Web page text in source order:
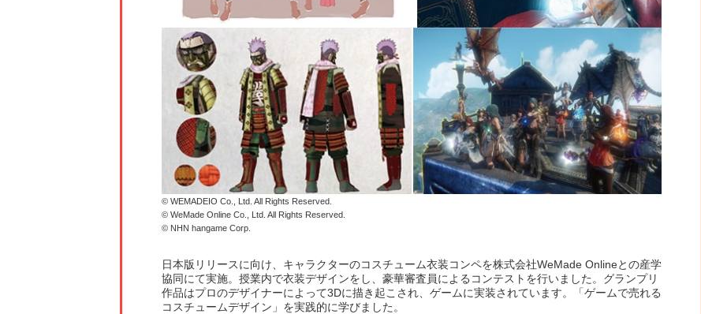
© WEMADEIO Co., Ltd. All Rights Reserved.
© WeMade Online Co., Ltd. All Rights Reserved.
© NHN hangame Corp.
日本版リリースに向け、キャラクターのコスチューム衣装コンペを株式会社WeMade Onlineとの産学
協同にて実施。授業内で衣装デザインをし、豪華審査員によるコンテストを行いました。グランプリ
作品はプロのデザイナーによって3Dに描き起こされ、ゲームに実装されています。「ゲームで売れる
コスチュームデザイン」を実践的に学びました。